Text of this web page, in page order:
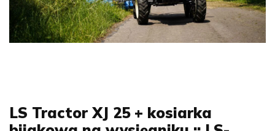
LS Tractor XJ 25 + kosiarka